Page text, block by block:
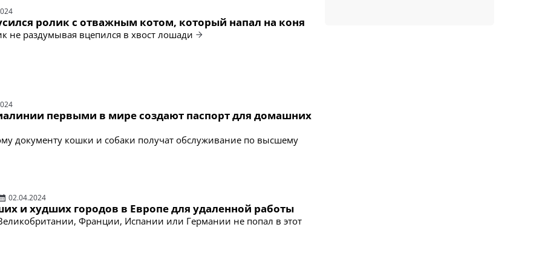
ролик с отважным котом, который напал на коня
не раздумывая вцепился в хвост лошади
первыми в мире создают паспорт для домашних
документу кошки и собаки получат обслуживание по высшему
02.04.2024
и худших городов в Европе для удаленной работы
Франции, Испании или Германии не попал в этот